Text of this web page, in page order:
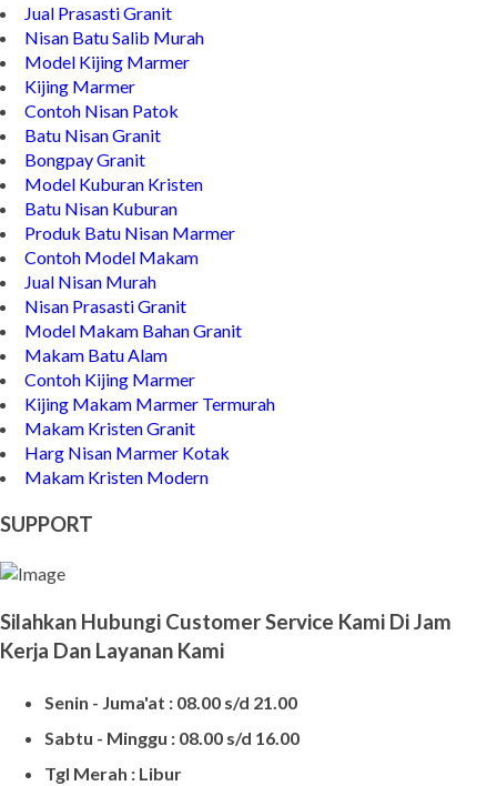
Jual Prasasti Granit
Nisan Batu Salib Murah
Model Kijing Marmer
Kijing Marmer
Contoh Nisan Patok
Batu Nisan Granit
Bongpay Granit
Model Kuburan Kristen
Batu Nisan Kuburan
Produk Batu Nisan Marmer
Contoh Model Makam
Jual Nisan Murah
Nisan Prasasti Granit
Model Makam Bahan Granit
Makam Batu Alam
Contoh Kijing Marmer
Kijing Makam Marmer Termurah
Makam Kristen Granit
Harg Nisan Marmer Kotak
Makam Kristen Modern
SUPPORT
Silahkan Hubungi Customer Service Kami Di Jam
Kerja Dan Layanan Kami
Senin - Juma'at : 08.00 s/d 21.00
Sabtu - Minggu : 08.00 s/d 16.00
Tgl Merah : Libur